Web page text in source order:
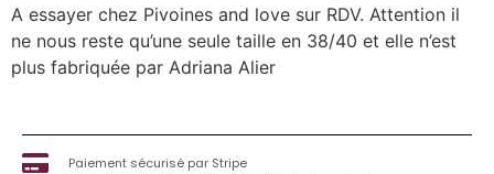
A essayer chez Pivoines and love sur RDV. Attention il
ne nous reste qu’une seule taille en 38/40 et elle n’est
plus fabriquée par Adriana Alier
Paiement sécurisé par Stripe